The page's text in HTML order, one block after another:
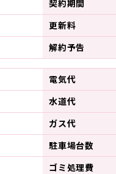
契約期間
更新料
解約予告
電気代
水道代
ガス代
駐車場台数
ゴミ処理費